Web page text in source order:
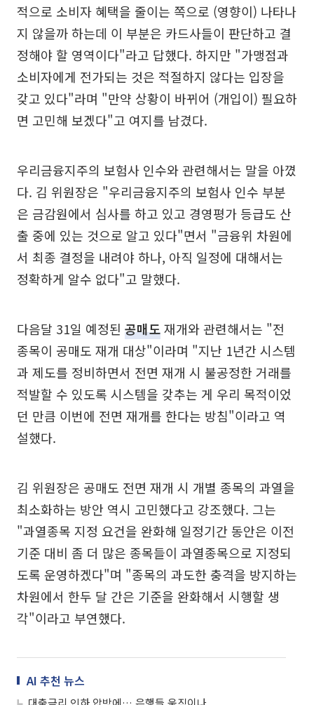
적으로 소비자 혜택을 줄이는 쪽으로 (영향이) 나타나
지 않을까 하는데 이 부분은 카드사들이 판단하고 결
정해야 할 영역이다"라고 답했다. 하지만 "가맹점과
소비자에게 전가되는 것은 적절하지 않다는 입장을
갖고 있다"라며 "만약 상황이 바뀌어 (개입이) 필요하
면 고민해 보겠다"고 여지를 남겼다.
우리금융지주의 보험사 인수와 관련해서는 말을 아꼈
다. 김 위원장은 "우리금융지주의 보험사 인수 부분
은 금감원에서 심사를 하고 있고 경영평가 등급도 산
출 중에 있는 것으로 알고 있다"면서 "금융위 차원에
서 최종 결정을 내려야 하나, 아직 일정에 대해서는
정확하게 알수 없다"고 말했다.
다음달 31일 예정된 공매도재개와 관련해서는 "전
종목이 공매도 재개 대상"이라며 "지난 1년간 시스템
과 제도를 정비하면서 전면 재개 시 불공정한 거래를
적발할 수 있도록 시스템을 갖추는 게 우리 목적이었
던 만큼 이번에 전면 재개를 한다는 방침"이라고 역
설했다.
김 위원장은 공매도 전면 재개 시 개별 종목의 과열을
최소화하는 방안 역시 고민했다고 강조했다. 그는
"과열종목 지정 요건을 완화해 일정기간 동안은 이전
기준 대비 좀 더 많은 종목들이 과열종목으로 지정되
도록 운영하겠다"며 "종목의 과도한 충격을 방지하는
차원에서 한두 달 간은 기준을 완화해서 시행할 생
각"이라고 부연했다.
AI 추천 뉴스